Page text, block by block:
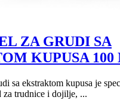
ZA GRUDI SA
KUPUSA 100
sa ekstraktom kupusa je
trudnice i dojilje, ...